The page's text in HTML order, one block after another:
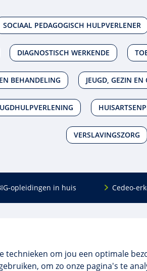
technieken om jou een optimale
om zo onze pagina's te
SOCIAAL PEDAGOGISCH HULPVERLENER
DIAGNOSTISCH WERKENDE
BEHANDELING JEUGD, GEZIN
VERSLAVINGSZORG
opleidingen in huis Cedeo-